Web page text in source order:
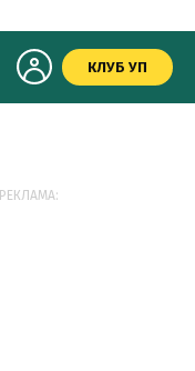
КЛУБ УП
РЕКЛАМА: